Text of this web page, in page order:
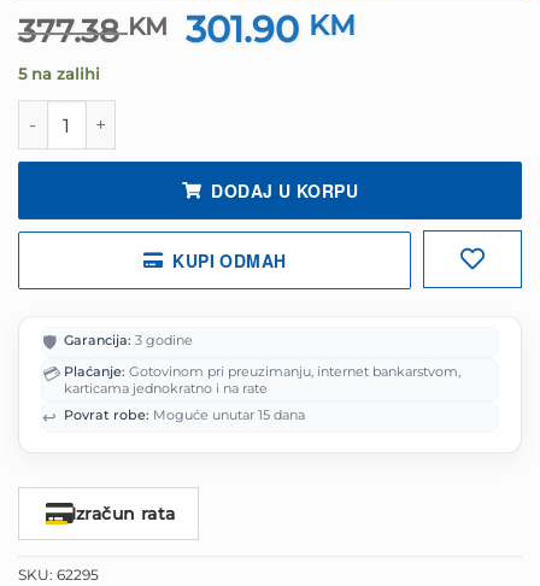
377.38KM
Izvorna
cijena
301.90 KM
5 na zalihi
Monitor Lenovo LED Legion 24-10 23.8" IPS 1920x1080
DODAJ U KORPU
KUPI ODMAH
🛡️ Garancija: 3 godine
💳 Plaćanje: Gotovinom pri preuzimanju, internet bankarstvom,
karticama jednokratno i na rate
↩️ Povrat robe: Moguće unutar 15 dana
Izračun rata
SKU: 62295